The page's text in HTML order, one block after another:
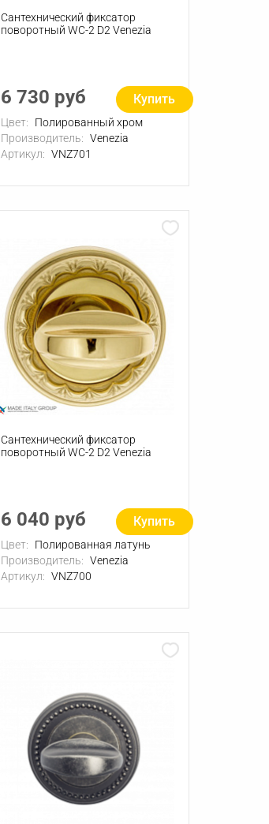
Сантехнический фиксатор
поворотный WC-2 D2 Venezia
6 730 руб Купить
Цвет:
Полированный хром
Производитель: Venezia
Артикул: VNZ701
Сантехнический фиксатор
поворотный WC-2 D2 Venezia
6 040 руб Купить
Цвет:
Полированная латунь
Производитель: Venezia
Артикул: VNZ700